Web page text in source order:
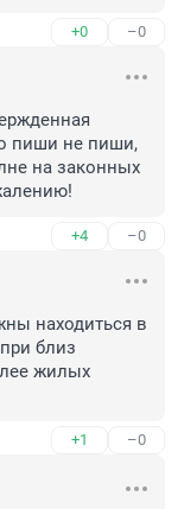
+0 –0
пиши не пиши,
на законных
+4 –0
находиться в
близ
жилых
+1 –0